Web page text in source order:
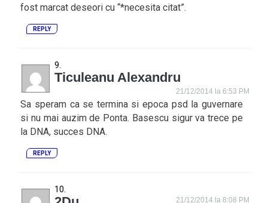
fost marcat deseori cu “*necesita citat”.
REPLY
Ticuleanu Alexandru
21/12/2014 la 6:53 PM
Sa speram ca se termina si epoca psd la guvernare
si nu mai auzim de Ponta. Basescu sigur va trece pe
la DNA, succes DNA.
REPLY
21/12/2014 la 8:08 PM